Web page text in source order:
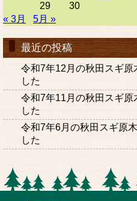
29
30
« 3月
5月 »
最近の投稿
令和7年12月の秋田スギ原
した
令和7年11月の秋田スギ原
した
令和7年6月の秋田スギ原
した